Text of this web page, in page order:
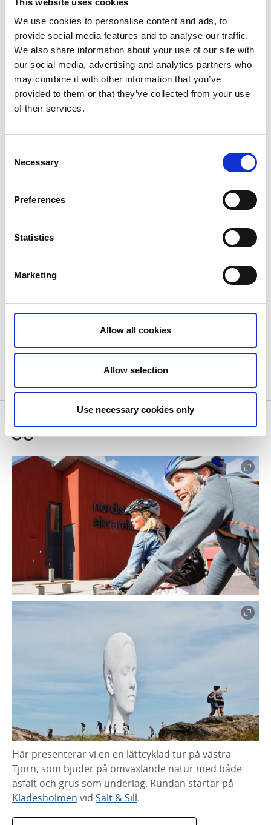
We use cookies to personalise content and ads, to
provide social media features and to analyse our traffic.
We also share information about your use of our site with
our social media, advertising and analytics partners who
may combine it with other information that you’ve
provided to them or that they’ve collected from your use
of their services.
Selection
Necessary
Preferences
Statistics
Marketing
Allow all cookies
Allow selection
Use necessary cookies only
Upptäck nordvästra Tjörn på cykel, här får du en fin
och enkel tur på 44 km längs saltstänkta och lantliga
vägar.
Läs mer om Norra Tjörn på cykel
Tjörn Island of Art rundan
Här presenterar vi en en lättcyklad tur på västra
Tjörn, som bjuder på omväxlande natur med både
asfalt och grus som underlag. Rundan startar på
Klädesholmen vid Salt & Sill.